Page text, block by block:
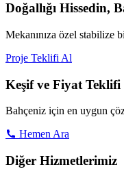
Doğallığı Hissedin,
Mekanınıza özel stabilize
Proje Teklifi Al
Keşif ve Fiyat Teklifi
Bahçeniz için en uygun
Hemen Ara
Diğer Hizmetlerimiz